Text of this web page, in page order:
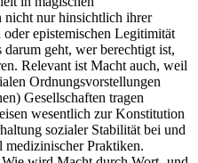
nicht nur hinsichtlich ihrer
epistemischen Legitimität
geht, wer berechtigt ist,
Relevant ist Macht auch, weil
Ordnungsvorstellungen
Gesellschaften tragen
wesentlich zur Konstitution
sozialer Stabilität bei und
medizinischer Praktiken.